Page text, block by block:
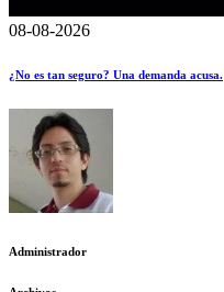
08-08-2026
¿No es tan seguro? Una demanda acusa.
Administrador